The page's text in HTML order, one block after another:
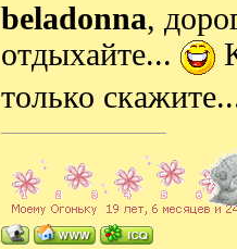
beladonna,
отдыхайте...
только